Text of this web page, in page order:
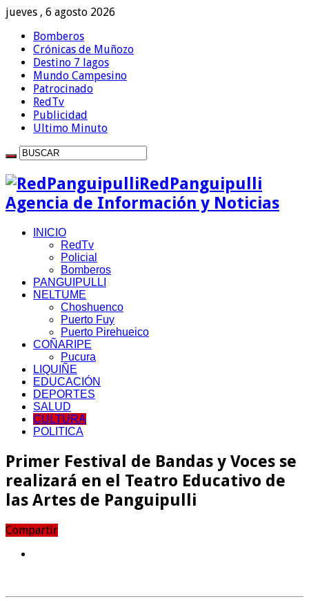
jueves , 6 agosto 2026
Bomberos
Crónicas de Muñozo
Destino 7 lagos
Mundo Campesino
Patrocinado
RedTv
Publicidad
Ultimo Minuto
RedPanguipulli
Agencia de Información y Noticias
INICIO
RedTv
Policial
Bomberos
PANGUIPULLI
NELTUME
Choshuenco
Puerto Fuy
Puerto Pirehueico
COÑARIPE
Pucura
LIQUIÑE
EDUCACIÓN
DEPORTES
SALUD
CULTURA
POLITICA
Primer Festival de Bandas y Voces se
realizará en el Teatro Educativo de
las Artes de Panguipulli
Compartir